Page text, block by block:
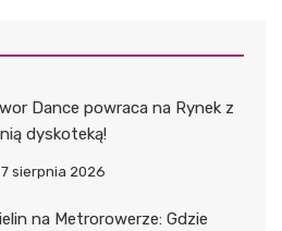
Dance powraca na Rynek z
dyskoteką!
7 sierpnia 2026
na Metrorowerze: Gdzie